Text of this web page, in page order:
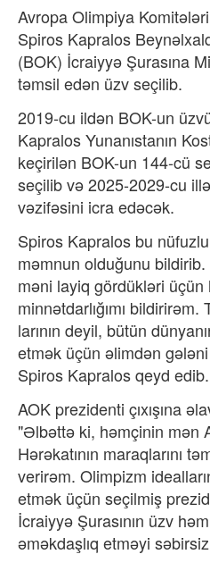
Avropa Olimpiya
Spiros Kapralos
(BOK) İcraiyyə Şurasına
təmsil edən üzv seçilib.
2019-cu ildən BOK-un
Kapralos Yunanıstanın
keçirilən BOK-un 144-cü
seçilib və 2025-2029-cu
vəzifəsini icra edəcək.
Spiros Kapralos bu
məmnun olduğunu
məni layiq gördükləri üçün
minnətdarlığımı
larının deyil, bütün
etmək üçün əlimdən
Spiros Kapralos qeyd edib.
AOK prezidenti çıxışına
"Əlbəttə ki, həmçinin mən
Hərəkatının maraqlarını
verirəm. Olimpizm
etmək üçün seçilmiş
İcraiyyə Şurasının üzv
əməkdaşlıq etməyi